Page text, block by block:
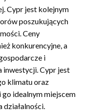
Cypr jest kolejnym
poszukujących
Ceny
konkurencyjne, a
i
inwestycji. Cypr jest
klimatu oraz
go idealnym miejscem
działalności.